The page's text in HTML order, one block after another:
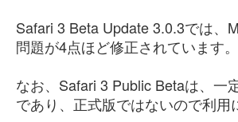
Safari 3 Beta Update 3.0.3では、
問題が4点ほど修正されています。
なお、Safari 3 Public Betaは、一
であり、正式版ではないので利用